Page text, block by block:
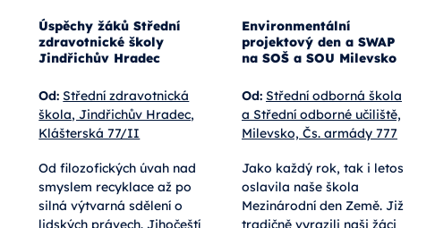
Úspěchy žáků Střední
zdravotnické školy
Jindřichův Hradec
Od: Střední zdravotnická
škola, Jindřichův Hradec,
Klášterská 77/II
Od filozofických úvah nad
smyslem recyklace až po
silná výtvarná sdělení o
Environmentální
projektový den a SWAP
na SOŠ a SOU Milevsko
Od: Střední odborná škola
a Střední odborné učiliště,
Milevsko, Čs. armády 777
Jako každý rok, tak i letos
oslavila naše škola
Mezinárodní den Země. Již